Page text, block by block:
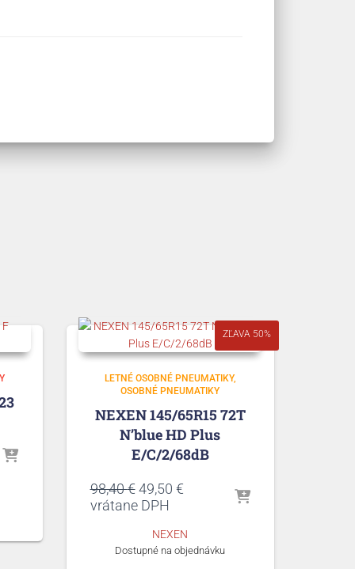
ZĽAVA 50%
LETNÉ OSOBNÉ PNEUMATIKY
OSOBNÉ PNEUMATIKY
NEXEN 145/65R15 72T
N’blue HD Plus
E/C/2/68dB
98,40€ Pôvodná
cena
98,40 €.
49,50 €Aktuálna
49,50 €.
vrátane DPH
NEXEN
Dostupné na objednávku